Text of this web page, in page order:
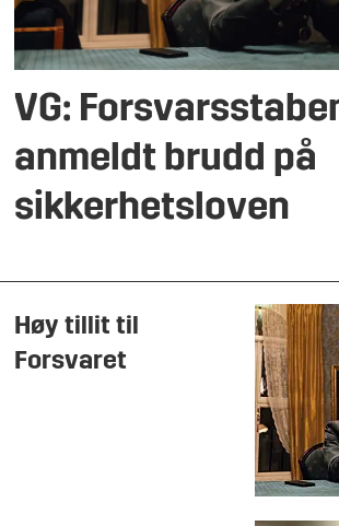
VG:
anmeldt brudd på
sikkerhetsloven
Høy tillit til
Forsvaret